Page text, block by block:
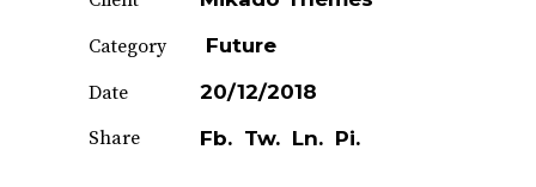
Category
Future
Date
20/12/2018
Share
Fb. Tw. Ln. Pi.